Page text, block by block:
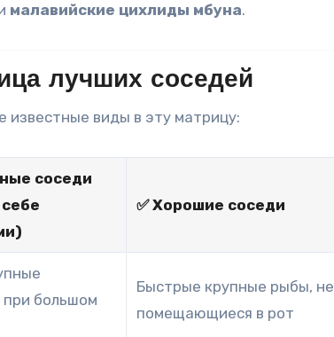
малавийские цихлиды мбуна.
лучших соседей
известные виды в эту матрицу:
соседи
✅ Хорошие соседи
при большом
Быстрые крупные рыбы, не
помещающиеся в рот